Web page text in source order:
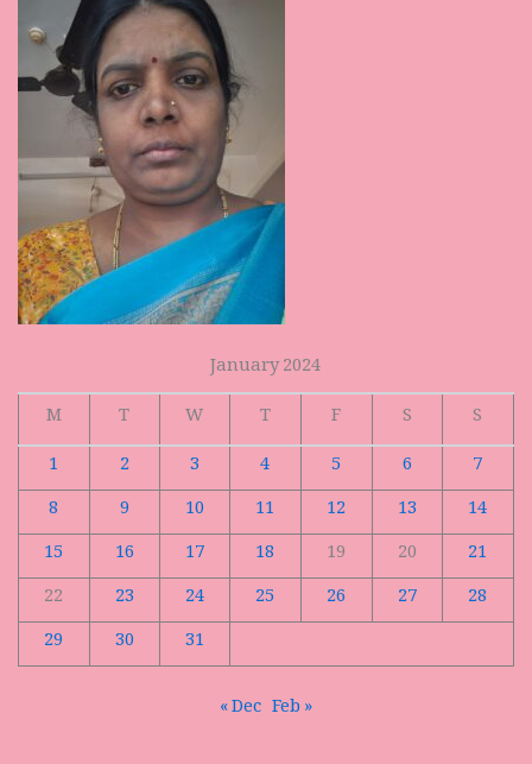
January 2024
M
T W T F S
S
1
2 3 4 5 6
7
8
9 10 11 12 13
14
15
16 17 18 19 20
21
22
23 24 25 26 27
28
29
30 31
« Dec Feb »